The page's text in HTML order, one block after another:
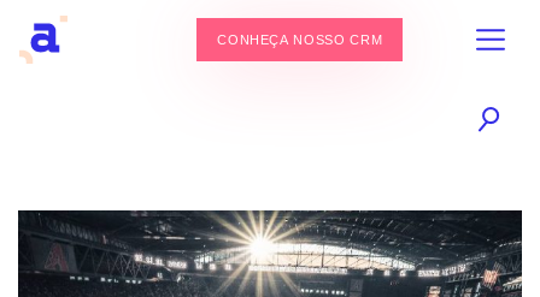
CONHEÇA NOSSO CRM